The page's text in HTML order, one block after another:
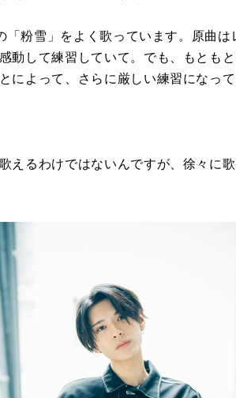
「粉雪」をよく歌っています。原曲
動して練習していて。でも、もとも
によって、さらに厳しい練習になっ
歌えるわけではないんですが、徐々に